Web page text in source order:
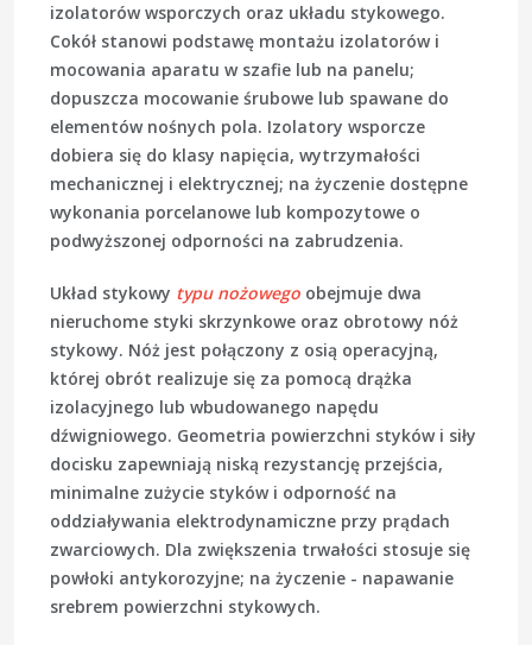
izolatorów wsporczych oraz układu stykowego.
Cokół stanowi podstawę montażu izolatorów i
mocowania aparatu w szafie lub na panelu;
dopuszcza mocowanie śrubowe lub spawane do
elementów nośnych pola. Izolatory wsporcze
dobiera się do klasy napięcia, wytrzymałości
mechanicznej i elektrycznej; na życzenie dostępne
wykonania porcelanowe lub kompozytowe o
podwyższonej odporności na zabrudzenia.
Układ stykowy typu nożowego obejmuje dwa
nieruchome styki skrzynkowe oraz obrotowy nóż
stykowy. Nóż jest połączony z osią operacyjną,
której obrót realizuje się za pomocą drążka
izolacyjnego lub wbudowanego napędu
dźwigniowego. Geometria powierzchni styków i siły
docisku zapewniają niską rezystancję przejścia,
minimalne zużycie styków i odporność na
oddziaływania elektrodynamiczne przy prądach
zwarciowych. Dla zwiększenia trwałości stosuje się
powłoki antykorozyjne; na życzenie - napawanie
srebrem powierzchni stykowych.